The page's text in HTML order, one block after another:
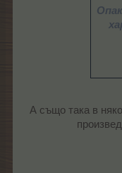
А също така в